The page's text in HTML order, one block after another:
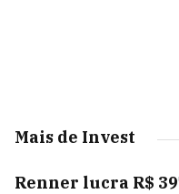
Mais de Invest
Renner lucra R$